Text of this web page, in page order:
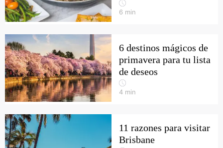
6 min
6 destinos mágicos de
primavera para tu lista
de deseos
4 min
11 razones para visitar
Brisbane